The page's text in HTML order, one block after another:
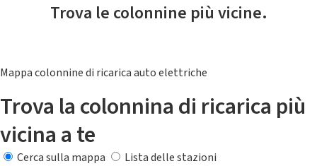
Trova le colonnine più vicine.
Mappa colonnine di ricarica auto elettriche
Trova la colonnina di ricarica più
vicina a te
Cerca sulla mappa
Lista delle stazioni